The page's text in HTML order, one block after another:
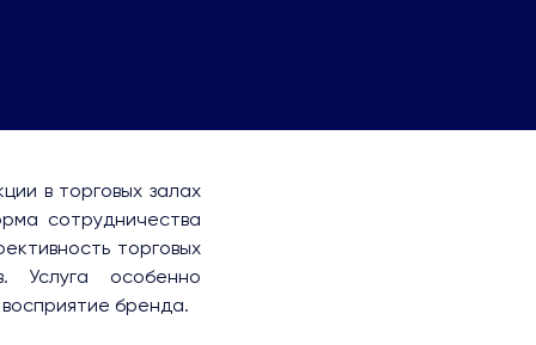
в торговых залах
сотрудничества
торговых
Услуга особенно
бренда.